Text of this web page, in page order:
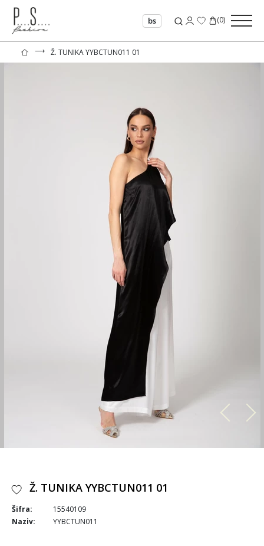
bs (0)
⟶ Ž. TUNIKA YYBCTUN011 01
Ž. TUNIKA YYBCTUN011 01
Šifra:
15540109
Naziv:
YYBCTUN011